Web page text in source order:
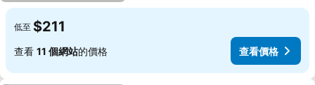
低至 $211
查看 11 個網站的價格 查看價格